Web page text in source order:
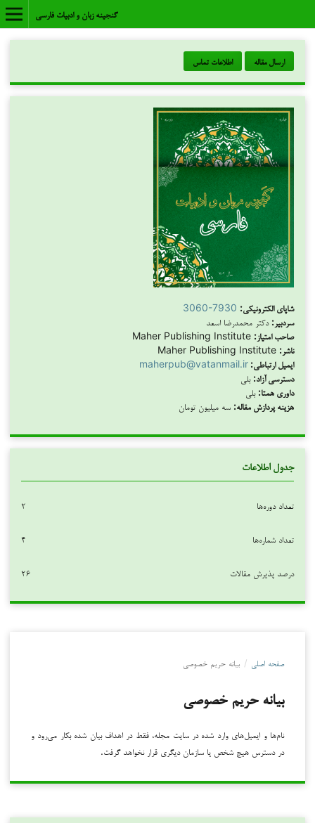
گنجینه زبان و ادبیات فارسی
ارسال مقاله اطلاعات تماس
شاپای الکترونیکی: 3060-7930
سردبیر: دکتر محمدرضا اسعد
صاحب امتیاز:
ناشر:
ایمیل ارتباطی: maherpub@vatanmail.ir
دسترسی آزاد: بلی
داوری همتا: بلی
هزینه پردازش مقاله: سه میلیون تومان
جدول اطلاعات
تعداد دوره‌ها ۲
تعداد شماره‌ها ۴
درصد پذیرش مقالات ۲۶
صفحه اصلی / بیانه حریم خصوصی
بیانه حریم خصوصی
نام‌ها و ایمیل‌های وارد شده در سایت مجله، فقط در اهداف بیان شده بکار می‌رود و
در دسترس هیچ شخص یا سازمان دیگری قرار نخواهد گرفت.